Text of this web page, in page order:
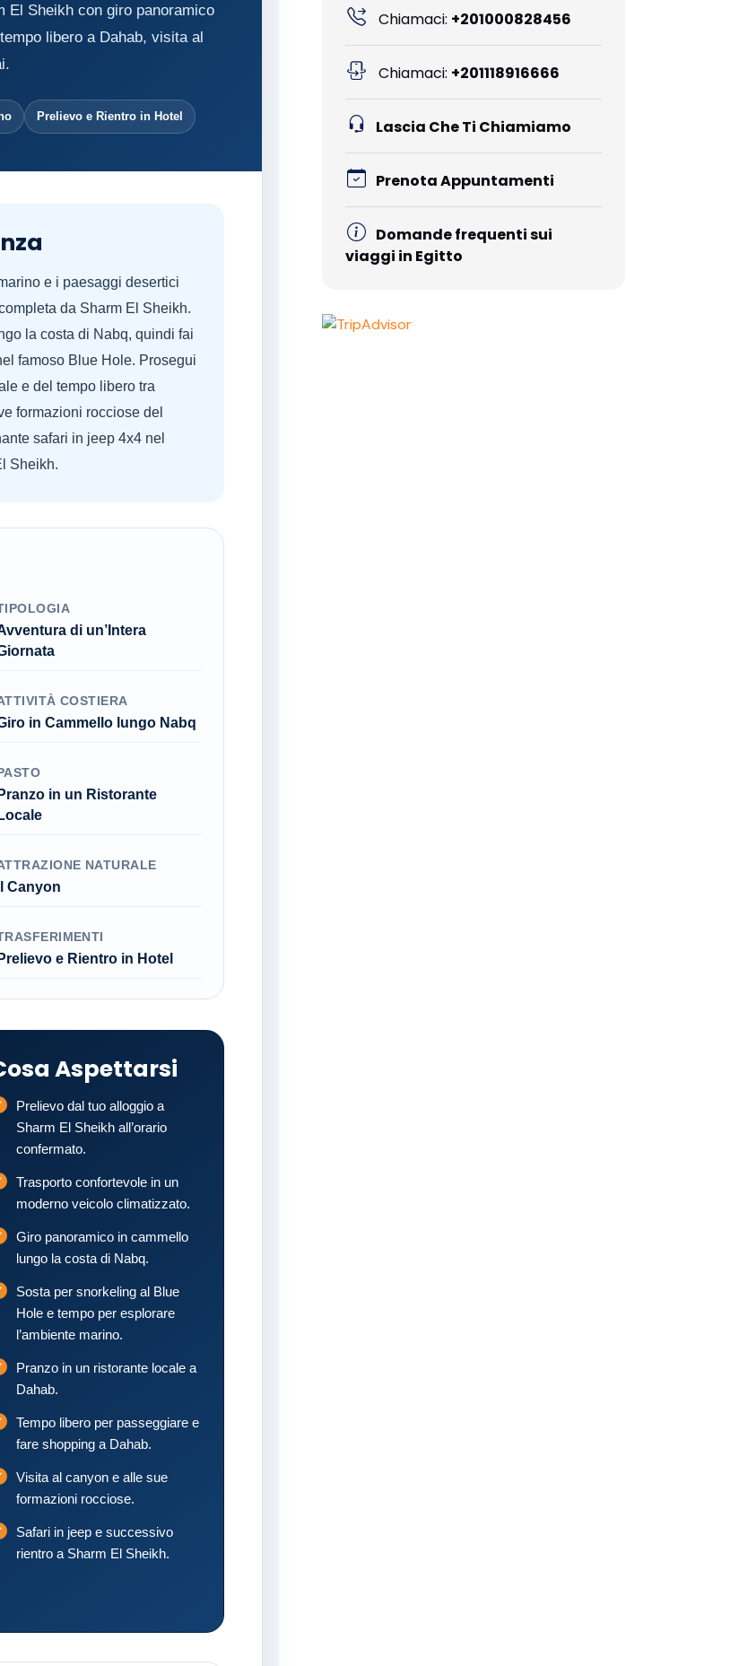
El Sheikh con giro panoramico
libero a Dahab, visita al
Prelievo e Rientro in Hotel
e i paesaggi desertici
da Sharm El Sheikh.
la costa di Nabq, quindi fai
famoso Blue Hole. Prosegui
e del tempo libero tra
formazioni rocciose del
safari in jeep 4x4 nel
Sheikh.
di un’Intera
COSTIERA
in Cammello lungo Nabq
Pranzo in un Ristorante
Locale
NATURALE
Il Canyon
Prelievo e Rientro in Hotel
Aspettarsi
Prelievo dal tuo alloggio a
Sharm El Sheikh all’orario
confermato.
Trasporto confortevole in un
moderno veicolo climatizzato.
Giro panoramico in cammello
lungo la costa di Nabq.
Sosta per snorkeling al Blue
Hole e tempo per esplorare
l’ambiente marino.
Pranzo in un ristorante locale a
Dahab.
Tempo libero per passeggiare e
fare shopping a Dahab.
Visita al canyon e alle sue
formazioni rocciose.
Safari in jeep e successivo
rientro a Sharm El Sheikh.
Chiamaci: +201000828456
Chiamaci: +201118916666
Lascia Che Ti Chiamiamo
Prenota Appuntamenti
Domande frequenti sui
viaggi in Egitto